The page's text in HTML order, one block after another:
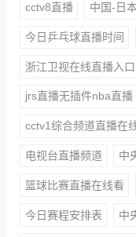
cctv8直播 中国-日
今日乒乓球直播时间
浙江卫视在线直播入口
jrs直播无插件nba直播
cctv1综合频道直播在
电视台直播频道 中
篮球比赛直播在线看
今日赛程安排表 中